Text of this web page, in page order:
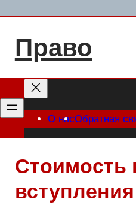
содержимому
Право
О насОбратная
Стоимость